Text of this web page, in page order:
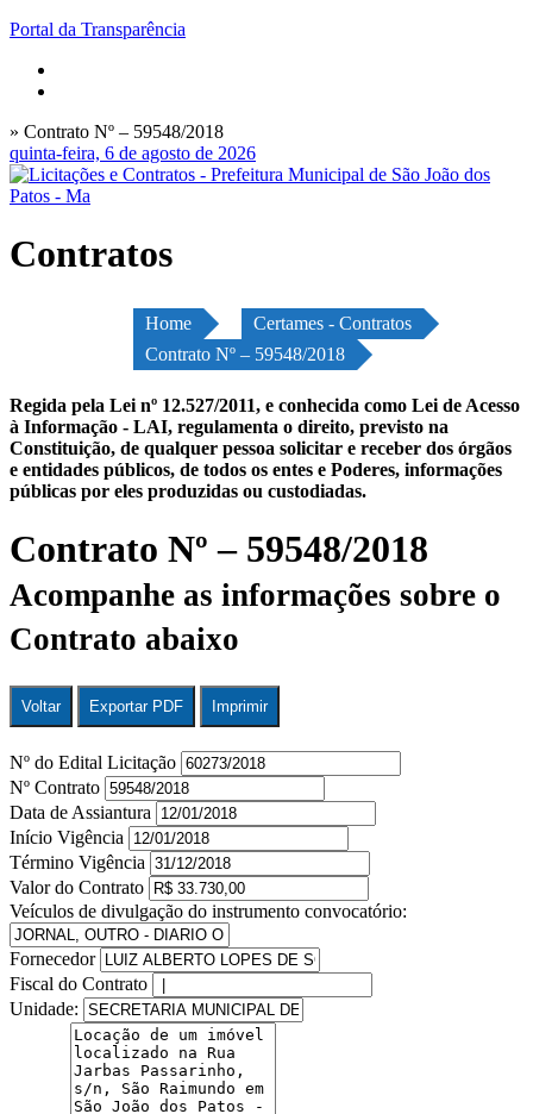
Portal da Transparência
» Contrato Nº – 59548/2018
quinta-feira, 6 de agosto de 2026
Contratos
Home
Certames - Contratos
Contrato Nº – 59548/2018
Regida pela Lei nº 12.527/2011, e conhecida como Lei de Acesso
à Informação - LAI, regulamenta o direito, previsto na
Constituição, de qualquer pessoa solicitar e receber dos órgãos
e entidades públicos, de todos os entes e Poderes, informações
públicas por eles produzidas ou custodiadas.
Contrato Nº – 59548/2018
Acompanhe as informações sobre o
Contrato abaixo
Voltar Exportar PDF Imprimir
Nº do Edital Licitação
Nº Contrato
Data de Assiantura
Início Vigência
Término Vigência
Valor do Contrato
Veículos de divulgação do instrumento convocatório:
Fornecedor
Fiscal do Contrato
Unidade: